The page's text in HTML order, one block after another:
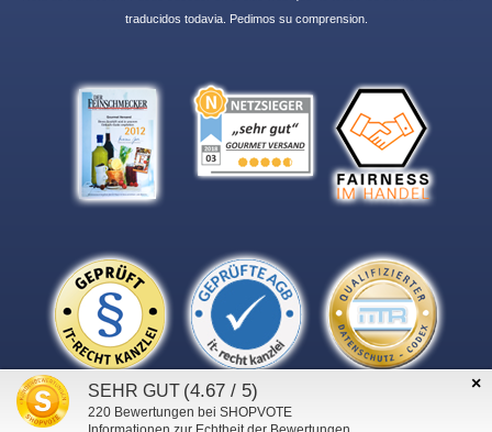
traducidos todavia. Pedimos su comprension.
×
SEHR GUT (4.67 / 5)
220 Bewertungen bei SHOPVOTE